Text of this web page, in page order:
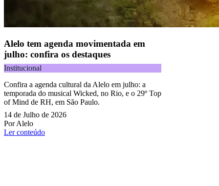
Alelo tem agenda movimentada em
julho: confira os destaques
Institucional
Confira a agenda cultural da Alelo em julho: a
temporada do musical Wicked, no Rio, e o 29º Top
of Mind de RH, em São Paulo.
14 de Julho de 2026
Por Alelo
Ler conteúdo